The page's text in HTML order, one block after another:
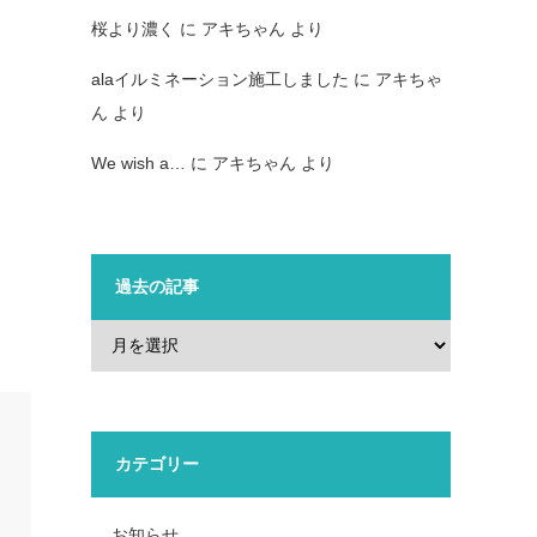
桜より濃く に アキちゃん より
alaイルミネーション施工しました に アキちゃ
ん より
We wish a… に アキちゃん より
過去の記事
カテゴリー